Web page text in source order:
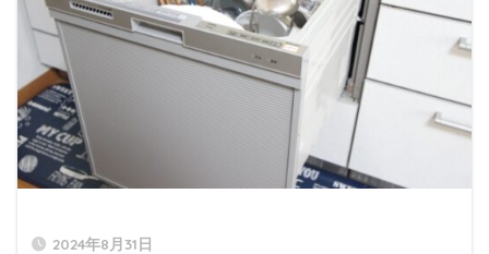
2024年8月31日